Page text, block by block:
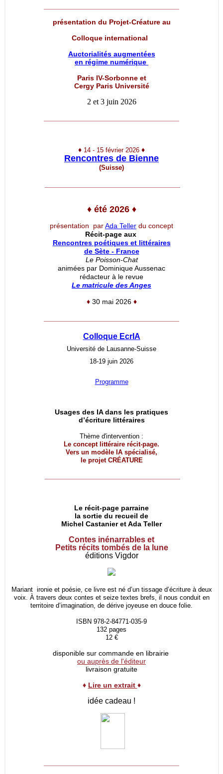
présentation du Projet-Créature au
Colloque international
Auctorialités augmentées
en régime numérique
Paris IV-Sorbonne et
Cergy Paris Université
2 et 3 juin 2026
♦ 14 - 15 février 2026 ♦
Rencontres de Bienne
(Suisse)
♦été 2026 ♦
présentation parAda Teller du concept
Récit-page aux
Rencontres poétiques et littéraires
de Sète - France
Le Poisson-Chat
animées par Dominique Aussenac
rédacteur à le revue
Le matricule des Anges
♦ 30 mai 2026 ♦
Colloque EcrIA
Université de Lausanne-Suisse
18-19 juin 2026
Programme
Usages des IA dans les pratiques
d’écriture littéraires
Thème d'intervention :
Le concept littéraire récit-page.
Vers un modèle IA spécialisé,
le projet CRÉATURE
Le récit-page parraine
la sortie du recueil de
Michel Castanier et Ada Teller
Contes inénarrables et
Petits récits tombés de la lune
éditions Vigdor
Mariant ironie et poésie, ce livre est né d’un tissage d’écriture à deux
voix. À travers deux contes et seize textes brefs, il nous conduit en
territoire d’imagination, de dérive joyeuse en douce folie.
ISBN 978-2-84771-035-9
132 pages
12 €
disponible sur commande en librairie
ou auprès de l'éditeur
livraison gratuite
♦ Lire un extrait ♦
idée cadeau !